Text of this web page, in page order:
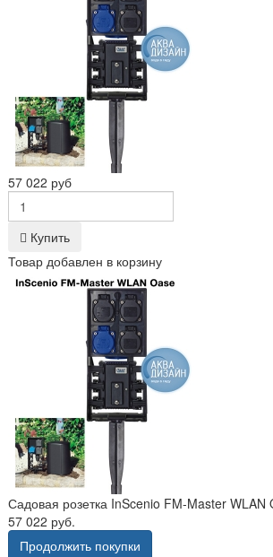
57 022 руб
Купить
Товар добавлен в корзину
Садовая розетка InScenio FM-Master WLAN
57 022 руб.
Продолжить покупки